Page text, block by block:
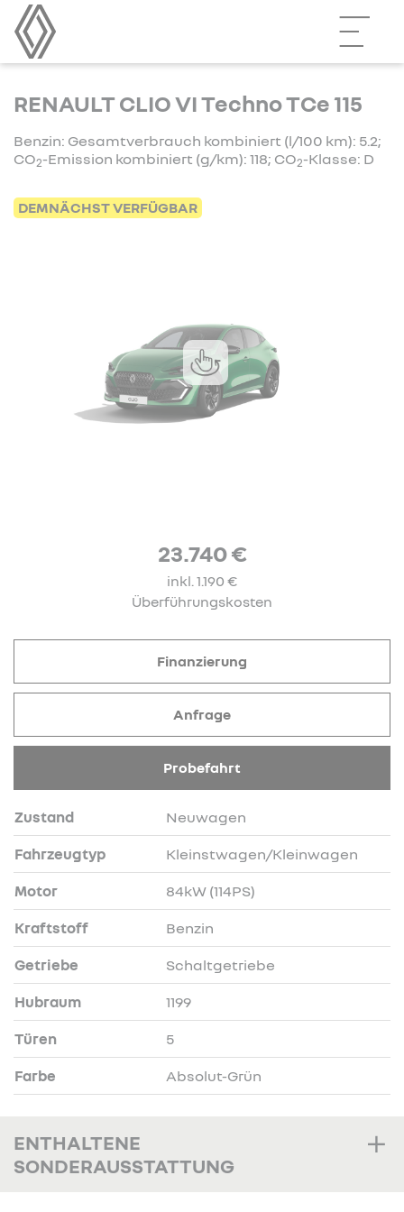
RENAULT CLIO VI Techno TCe 115
Benzin: Gesamtverbrauch kombiniert (l/100 km): 5.2;
CO2-Emission kombiniert (g/km): 118; CO2-Klasse: D
DEMNÄCHST VERFÜGBAR
23.740 €
inkl. 1.190 €
Überführungskosten
Zustand Neuwagen
Fahrzeugtyp Kleinstwagen/Kleinwagen
Motor 84kW (114PS)
Kraftstoff Benzin
Getriebe Schaltgetriebe
Hubraum 1199
Türen 5
Farbe Absolut-Grün
Finanzierung
Anfrage
Probefahrt
ENTHALTENE
SONDERAUSSTATTUNG